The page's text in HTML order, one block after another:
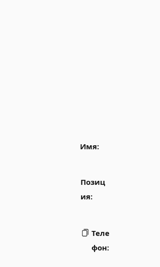
Имя:
Позиц
ия:
Теле
фон: